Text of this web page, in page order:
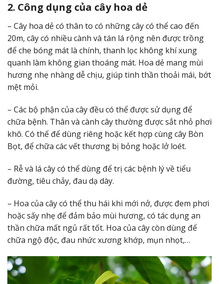
2. Công dụng của cây hoa dẻ
– Cây hoa dẻ có thân to có những cây có thể cao đến
20m, cây có nhiều cành và tán lá rộng nên được trồng
để che bóng mát là chính, thanh lọc không khí xung
quanh làm không gian thoáng mát. Hoa dẻ mang mùi
hương nhẹ nhàng dễ chịu, giúp tinh thần thoải mái, bớt
mệt mỏi.
– Các bộ phận của cây đều có thể được sử dụng để
chữa bệnh. Thân và cành cây thường được sắt nhỏ phơi
khô. Có thể để dùng riêng hoặc kết hợp cùng cây Bòn
Bọt, để chữa các vết thương bị bỏng hoặc lở loét.
– Rễ và lá cây có thể dùng để trị các bệnh lý về tiểu
đường, tiêu chảy, đau dạ dày.
– Hoa của cây có thể thu hái khi mới nở, được đem phơi
hoặc sấy nhẹ để đảm bảo mùi hương, có tác dụng an
thần chữa mất ngủ rất tốt. Hoa của cây còn dùng để
chữa ngộ độc, đau nhức xương khớp, mụn nhọt,…